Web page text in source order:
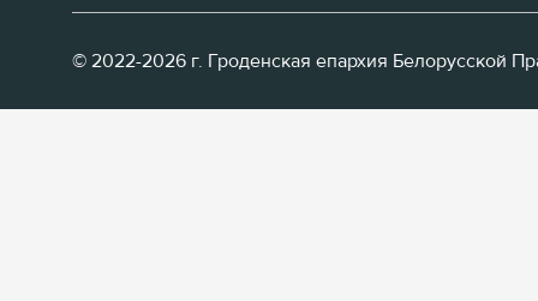
© 2022-2026 г. Гроденская епархия Белорусской